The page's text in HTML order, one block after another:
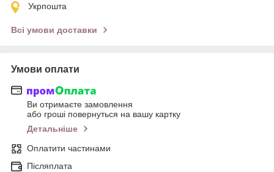
Укрпошта
Всі умови доставки
Умови оплати
Ви отримаєте замовлення
або гроші повернуться на вашу картку
Детальніше
Оплатити частинами
Післяплата